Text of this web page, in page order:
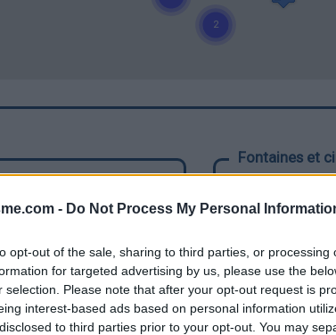
- Do Not Process My Personal
opt-out of the sale, sharing to third parties, or processing
for targeted advertising by us, please use the
selection. Please note that after your opt-out request is
interest-based ads based on personal information
to third parties prior to your opt-out. You may
Fontaines et
Fontaine de
Cimetière de
Fontaine de
Fontaine de
Fontaine de